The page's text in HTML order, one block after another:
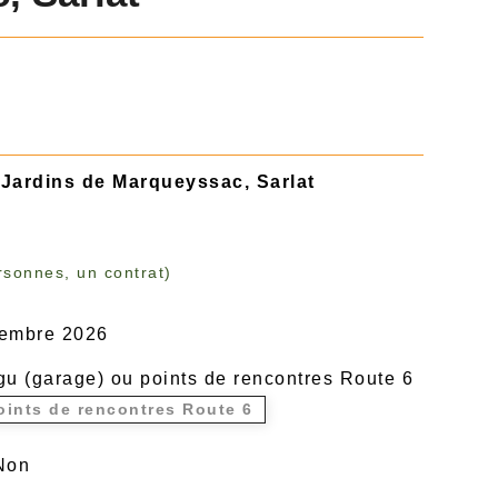
de Marqueyssac, Sarlat
un contrat)
2026
(garage) ou points de rencontres Route 6
de rencontres Route 6